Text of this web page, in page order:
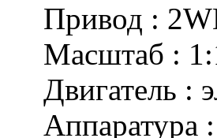
Привод :
Масштаб :
Двигатель :
Аппаратура